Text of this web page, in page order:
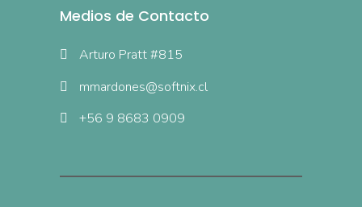
Medios de Contacto
Arturo Pratt #815
mmardones@softnix.cl
+56 9 8683 0909